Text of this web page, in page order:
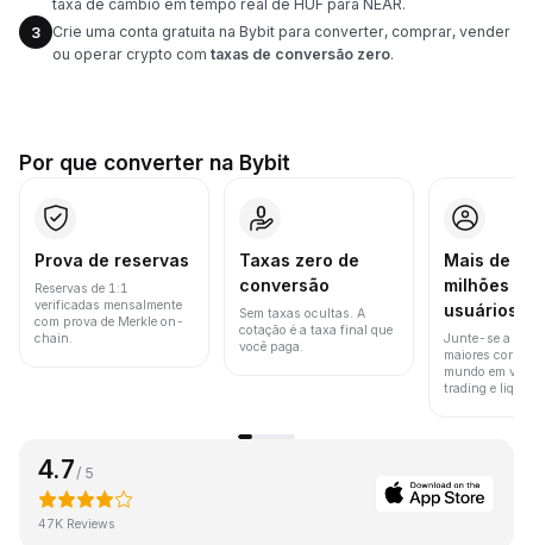
taxa de câmbio em tempo real de HUF para NEAR.
3
Crie uma conta gratuita na Bybit para converter, comprar, vender
ou operar crypto com taxas de conversão zero.
Por que converter na Bybit
Prova de reservas
Reservas de 1:1
verificadas mensalmente
com prova de Merkle on-
chain.
Taxas zero de
conversão
Sem taxas ocultas. A
cotação é a taxa final que
você paga.
Mais de
milhões
usuários
Junte-se a
maiores
mundo em
trading e
4.7 / 5
47K Reviews